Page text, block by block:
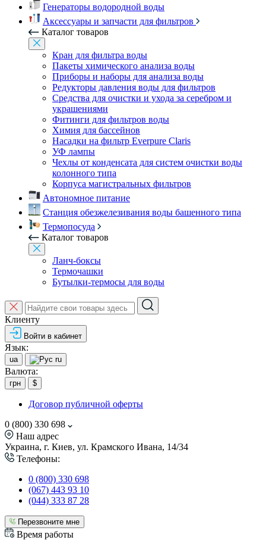
Генераторы водородной воды
Аксессуары и запчасти для фильтров
Каталог товаров
Кран для фильтра воды
Пакеты химического анализа воды
Приборы и наборы для анализа воды
Редукторы давления воды для фильтров
Средства для очистки и ухода за серебром и
украшениями
Фитинги для фильтров воды
Химия для бассейнов
Насадки на фильтр Everpure Claris
УФ лампы
Чехлы от конденсата для систем очистки воды
колонного типа
Корпуса магистральных фильтров
Автономное питание
Станция обезжелезивания воды башенного типа
Термопосуда
Каталог товаров
Ланч-боксы
Термочашки
Бутылки-термосы для воды
Клиенту
Войти в кабинет
Язык:
ua ru
Валюта:
грн $
Договор публичной оферты
0 (800) 330 698
Наш адрес
Украина, г. Киев, ул. Крамского Ивана, 14/34
Телефоны:
0 (800) 330 698
(067) 443 93 10
(044) 333 87 28
Перезвоните мне
Время работы